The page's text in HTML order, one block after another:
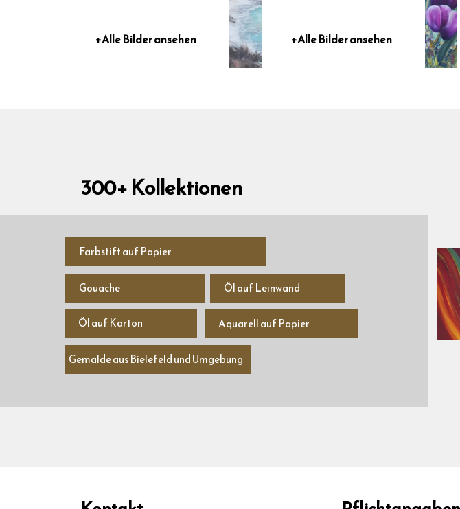
+Alle Bilder ansehen +Alle Bilder ansehen
300+ Kollektionen
Farbstift auf Papier
Gouache Öl auf Leinwand
Öl auf Karton Aquarell auf Papier
Gemälde aus Bielefeld und Umgebung